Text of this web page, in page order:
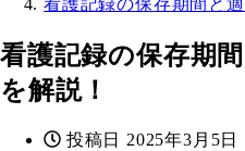
看護記録の保存期間と
看護記録の保存期
を解説！
投稿日
2025年3月5日